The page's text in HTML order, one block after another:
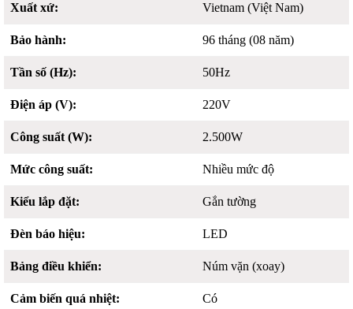
Xuất xứ: Vietnam (Việt Nam)
Bảo hành: 96 tháng (08 năm)
Tần số (Hz): 50Hz
Điện áp (V): 220V
Công suất (W): 2.500W
Mức công suất: Nhiều mức độ
Kiểu lắp đặt: Gắn tường
Đèn báo hiệu: LED
Bảng điều khiển: Núm vặn (xoay)
Cảm biến quá nhiệt: Có